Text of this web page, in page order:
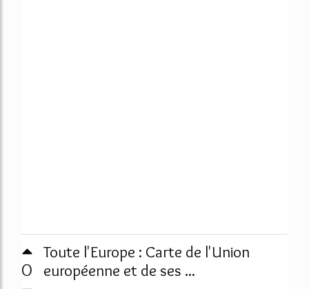
0
Toute l'Europe : Carte de l'Union
européenne et de ses ...